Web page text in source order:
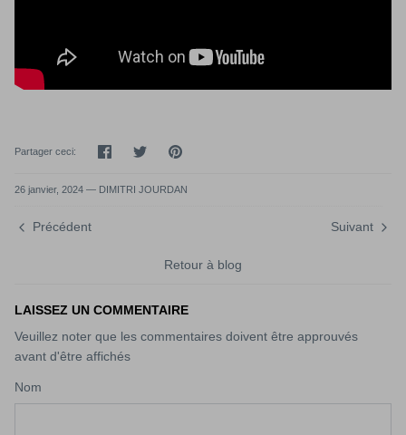
Partager ceci: PartagerTweeterÉpingler
26 janvier, 2024 — DIMITRI JOURDAN
Précédent
Retour à blog
Suivant
LAISSEZ UN COMMENTAIRE
Veuillez noter que les commentaires doivent être approuvés
avant d'être affichés
Nom